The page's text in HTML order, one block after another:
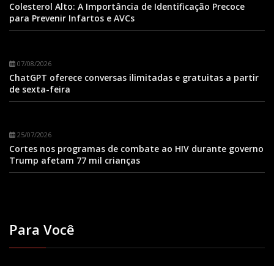
Colesterol Alto: A Importância de Identificação Precoce
para Prevenir Infartos e AVCs
07/08/2026
ChatGPT oferece conversas ilimitadas e gratuitas a partir
de sexta-feira
25/07/2026
Cortes nos programas de combate ao HIV durante governo
Trump afetam 77 mil crianças
Para Você